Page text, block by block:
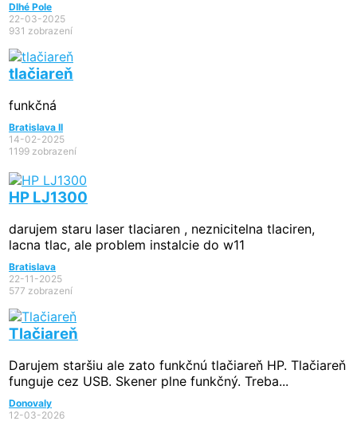
Dlhé Pole
22-03-2025
931 zobrazení
tlačiareň
funkčná
Bratislava II
14-02-2025
1199 zobrazení
HP LJ1300
darujem staru laser tlaciaren , neznicitelna tlaciren,
lacna tlac, ale problem instalcie do w11
Bratislava
22-11-2025
577 zobrazení
Tlačiareň
Darujem staršiu ale zato funkčnú tlačiareň HP. Tlačiareň
funguje cez USB. Skener plne funkčný. Treba...
Donovaly
12-03-2026